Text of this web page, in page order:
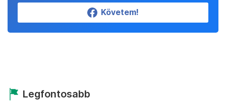
Követem!
Legfontosabb